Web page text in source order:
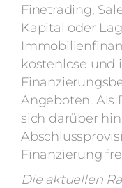
Finetrading,
Kapital oder
kostenlose und
Angeboten. Als
sich darüber
Finanzierung
Die aktuellen